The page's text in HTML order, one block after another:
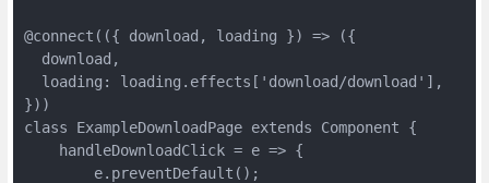
@connect(({ download, loading }) => ({
  download,
  loading: loading.effects['download/download'],
}))
class ExampleDownloadPage extends Component {
    handleDownloadClick = e => {
        e.preventDefault();